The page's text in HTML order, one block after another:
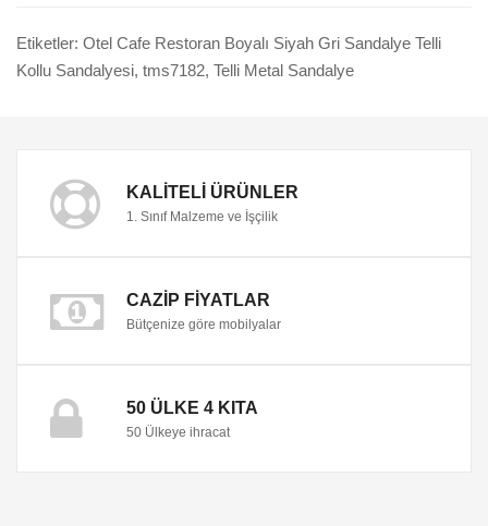
Etiketler: Otel Cafe Restoran Boyalı Siyah Gri Sandalye Telli
Kollu Sandalyesi, tms7182, Telli Metal Sandalye
KALITELI ÜRÜNLER
1. Sınıf Malzeme ve İşçilik
CAZIP FIYATLAR
Bütçenize göre mobilyalar
50 ÜLKE 4 KITA
50 Ülkeye ihracat